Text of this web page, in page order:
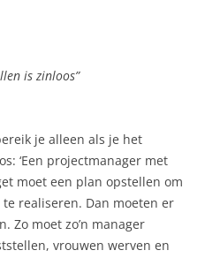
is zinloos”
je alleen als je het
‘Een projectmanager met
moet een plan opstellen om
realiseren. Dan moeten er
Zo moet zo’n manager
vrouwen werven en